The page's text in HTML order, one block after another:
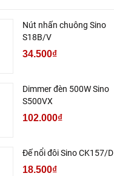
Nút nhấn chuông Sino
S18B/V
34.500₫
Dimmer đèn 500W Sino
S500VX
102.000₫
Đế nổi đôi Sino CK157/D
18.500₫